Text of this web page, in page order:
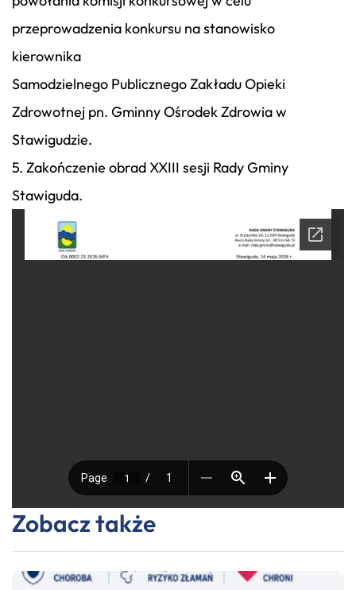
przeprowadzenia konkursu na stanowisko
kierownika
Samodzielnego Publicznego Zakładu Opieki
Zdrowotnej pn. Gminny Ośrodek Zdrowia w
Stawigudzie.
5. Zakończenie obrad XXIII sesji Rady Gminy
Stawiguda.
Zobacz także